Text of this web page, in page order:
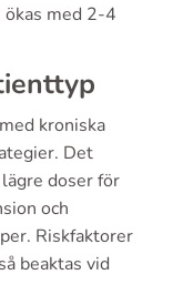
ökas med 2-4
kroniska
Det
doser för
och
Riskfaktorer
beaktas vid